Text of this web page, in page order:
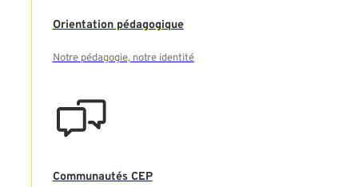
Orientation pédagogique
Notre pédagogie, notre identité
Communautés CEP